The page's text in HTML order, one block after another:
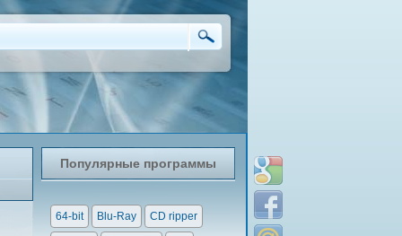
Популярные программы
64-bit Blu-Ray CD ripper